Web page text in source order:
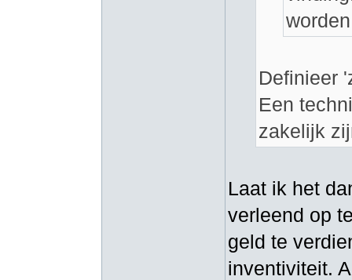
Definieer
Een
zakelijk
Laat ik het
verleend op
geld te
inventiviteit.